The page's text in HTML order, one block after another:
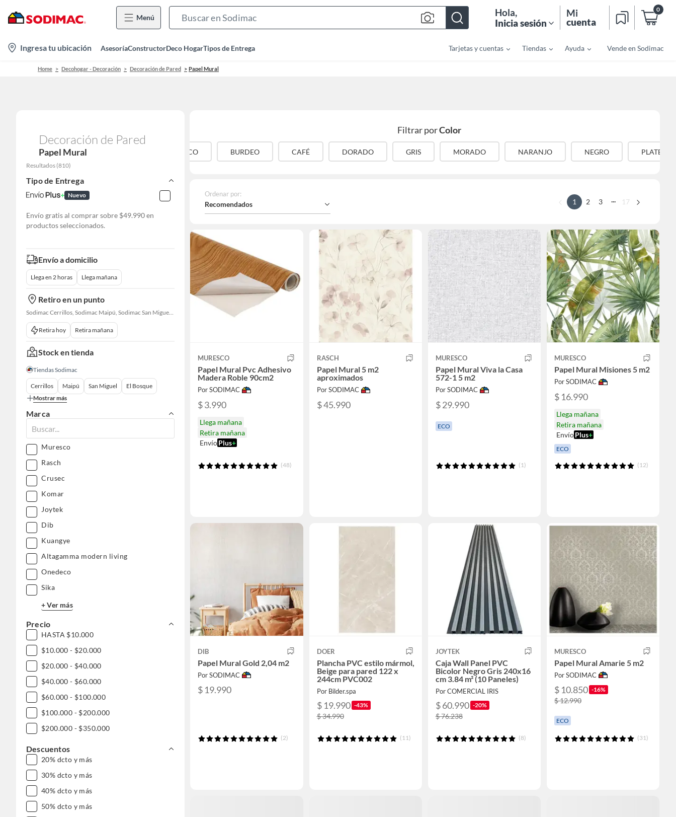
Menú
Bar
Hola,
Inicia sesión
Mi
cuenta
0
location-
icon
Ingresa tu ubicación AsesoríaConstructorDeco HogarTipos de Entrega Tarjetas y cuentas Tiendas Ayuda Vende en Sodimac
Home Decohogar - Decoración Decoración de Pared Papel Mural
Decoración de Pared
Papel Mural
Resultados (810)
Tipo de Entrega
Nuevo
Envío gratis al comprar sobre $49.990 en
productos seleccionados.
Envío a domicilio
Llega en 2 horas Llega mañana
Retiro en un punto
Sodimac Cerrillos, Sodimac Maipú, Sodimac San Miguel, Sodimac El Bosque, Sodimac San Bernardo, Sodimac Talagante
Retira hoy Retira mañana
Stock en tienda
Tiendas Sodimac
Cerrillos Maipú San Miguel
El Bosque
Mostrar más
Marca
Muresco
Rasch
Crusec
Komar
Joytek
Dib
Kuangye
Altagamma modern living
Onedeco
Sika
+ Ver más
Precio
HASTA $10.000
$10.000 - $20.000
$20.000 - $40.000
$40.000 - $60.000
$60.000 - $100.000
$100.000 - $200.000
$200.000 - $350.000
Descuentos
20% dcto y más
30% dcto y más
40% dcto y más
50% dcto y más
Filtrar porColor
AZUL BLANCO BURDEO CAFÉ DORADO GRIS MORADO NARANJO NEGRO
Ordenar por:
Recomendados 1 2 3 ... 17
MURESCO
Papel Mural Pvc Adhesivo
Madera Roble 90cm2
Por SODIMAC
$ 3.990
Llega mañana
Retira mañana
EnvíoPlus+
(48)
RASCH
Papel Mural 5 m2
aproximados
Por SODIMAC
$ 45.990
MURESCO
Papel Mural Viva la Casa
572-1 5 m2
Por SODIMAC
$ 29.990
ECO
(1)
MURESCO
Papel Mural Misiones 5 m2
Por SODIMAC
$ 16.990
Llega mañana
Retira mañana
EnvíoPlus+
ECO
(12)
DIB
Papel Mural Gold 2,04 m2
Por SODIMAC
$ 19.990
(2)
DOER
Plancha PVC estilo mármol,
Beige para pared 122 x
244cm PVC002
Por Bilder.spa
$ 19.990 -43%
$ 34.990
(11)
JOYTEK
Caja Wall Panel PVC
Bicolor Negro Gris 240x16
cm 3.84 m² (10 Paneles)
Por COMERCIAL IRIS
$ 60.990 -20%
$ 76.238
(8)
MURESCO
Papel Mural Amarie 5 m2
Por SODIMAC
$ 10.850 -16%
$ 12.990
ECO
(31)